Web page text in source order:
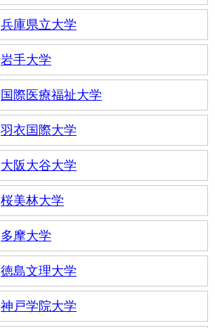
兵庫県立大学
岩手大学
国際医療福祉大学
羽衣国際大学
大阪大谷大学
桜美林大学
多摩大学
徳島文理大学
神戸学院大学